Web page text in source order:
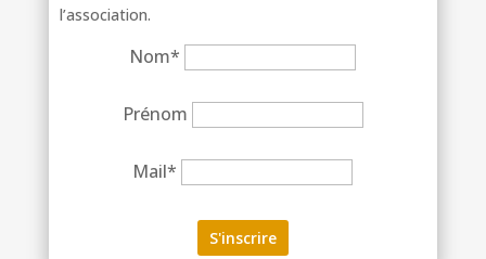
l’association.
Nom*
Prénom
Mail*